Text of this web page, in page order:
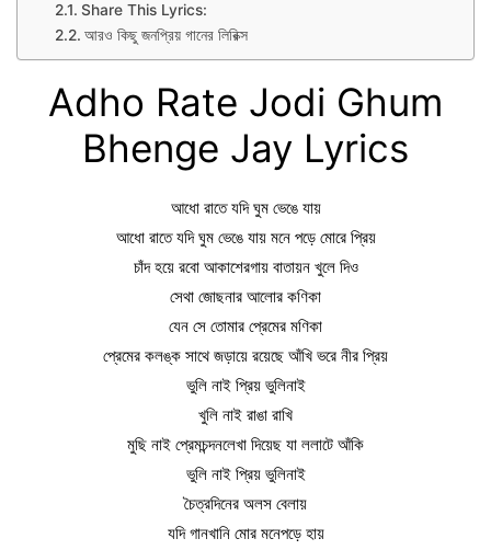
Share This Lyrics:
আরও কিছু জনপ্রিয় গানের লিরিক্স
Adho Rate Jodi Ghum
Bhenge Jay Lyrics
আধো রাতে যদি ঘুম ভেঙে যায়
আধো রাতে যদি ঘুম ভেঙে যায় মনে পড়ে মোরে প্রিয়
চাঁদ হয়ে রবো আকাশেরগায় বাতায়ন খুলে দিও
সেথা জোছনার আলোর কণিকা
যেন সে তোমার প্রেমের মণিকা
প্রেমের কলঙ্ক সাথে জড়ায়ে রয়েছে আঁখি ভরে নীর প্রিয়
ভুলি নাই প্রিয় ভুলিনাই
খুলি নাই রাঙা রাখি
মুছি নাই প্রেমচন্দনলেখা দিয়েছ যা ললাটে আঁকি
ভুলি নাই প্রিয় ভুলিনাই
চৈত্রদিনের অলস বেলায়
যদি গানখানি মোর মনেপড়ে হায়